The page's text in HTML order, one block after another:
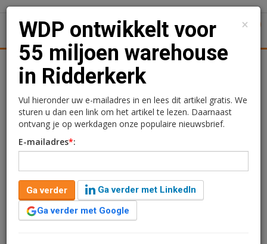
Nieuws Uitgelicht Achtergronden
WDP ontwikkelt voor 55
miljoen warehouse in
Ridderkerk
Redactie
9 april 2025 om 09:12
één jaar geleden aangepast
1 minuut leestijd
WDP gaat in Ridderkerk een warehouse realiseren met
×
WDP ontwikkelt voor
55 miljoen warehouse
in Ridderkerk
Vul hieronder uw e-mailadres in en lees dit artikel gratis. We
sturen u dan een link om het artikel te lezen. Daarnaast
ontvang je op werkdagen onze populaire nieuwsbrief.
E-mailadres*:
Ga verder
Ga verder met LinkedIn
Ga verder met Google